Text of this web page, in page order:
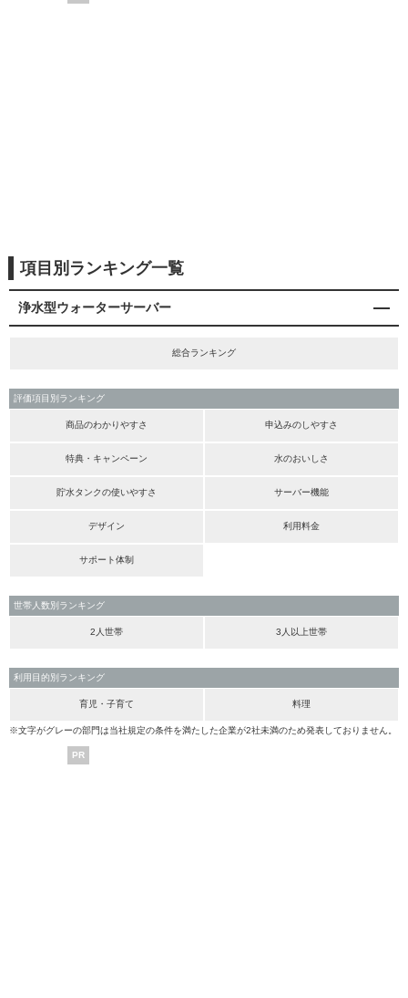
項目別ランキング一覧
浄水型ウォーターサーバー
総合ランキング
評価項目別ランキング
商品のわかりやすさ 申込みのしやすさ
特典・キャンペーン 水のおいしさ
貯水タンクの使いやすさ サーバー機能
デザイン 利用料金
サポート体制
世帯人数別ランキング
2人世帯 3人以上世帯
利用目的別ランキング
育児・子育て 料理
※文字がグレーの部門は当社規定の条件を満たした企業が2社未満のため発表しておりません。
PR